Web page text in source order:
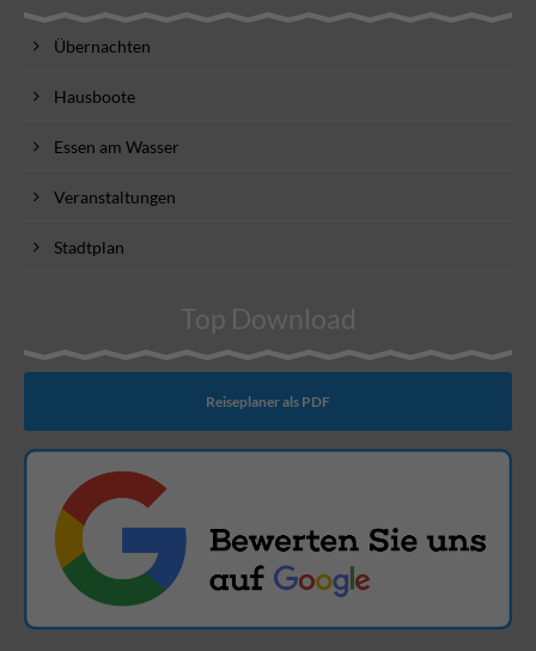
Übernachten
Hausboote
Essen am Wasser
Veranstaltungen
Stadtplan
Top Download
Reiseplaner als PDF